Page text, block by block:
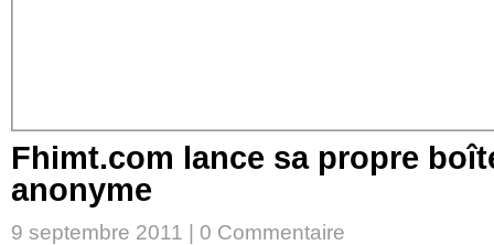
Fhimt.com lance sa propre
anonyme
9 septembre 2011 | 0 Commentaire